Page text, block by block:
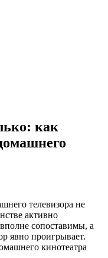
как
телевизора не
активно
сопоставимы, а
явно проигрывает.
кинотеатра